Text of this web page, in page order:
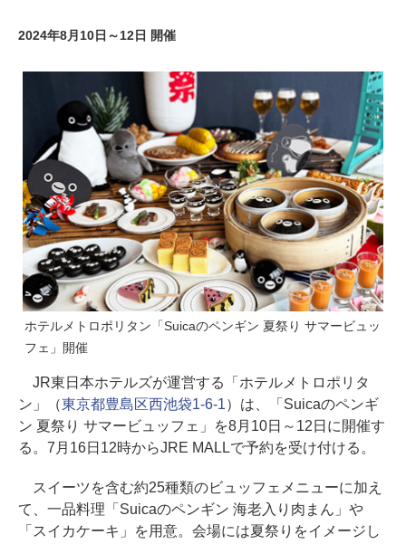
2024年8月10日～12日 開催
ホテルメトロポリタン「Suicaのペンギン 夏祭り サマービュッ
フェ」開催
JR東日本ホテルズが運営する「ホテルメトロポリタ
ン」（東京都豊島区西池袋1-6-1）は、「Suicaのペンギ
ン 夏祭り サマービュッフェ」を8月10日～12日に開催す
る。7月16日12時からJRE MALLで予約を受け付ける。
スイーツを含む約25種類のビュッフェメニューに加え
て、一品料理「Suicaのペンギン 海老入り肉まん」や
「スイカケーキ」を用意。会場には夏祭りをイメージし